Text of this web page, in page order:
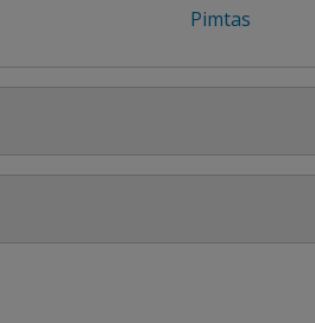
Pimtas